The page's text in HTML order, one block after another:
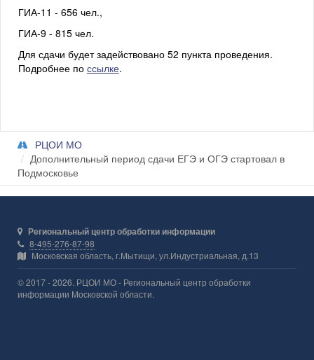
ГИА-11 - 656 чел.,
ГИА-9 - 815 чел.
Для сдачи будет задействовано 52 пункта проведения.
Подробнее по ссылке.
РЦОИ МО
Дополнительный период сдачи ЕГЭ и ОГЭ стартовал в
Подмосковье
Региональный центр обработки информации
8-495-276-87-98
Московская область, г.Мытищи, ул.Индустриальная, д.13
© 2017 - 2026. РЦОИ МО - Региональный центр обработки
информации Московской области.